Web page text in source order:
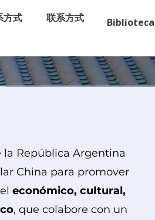
方式 联系方式 Biblioteca
República Argentina
China para promover
económico, cultural,
, que colabore con un